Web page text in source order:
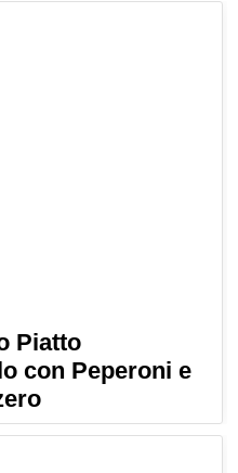
Piatto
con Peperoni e